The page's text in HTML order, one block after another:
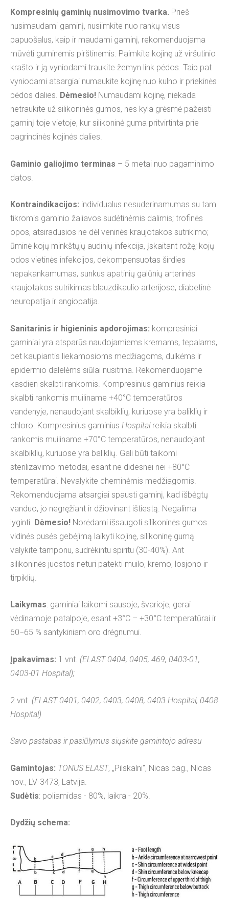
Kompresinių gaminių nusimovimo tvarka. Prieš
nusimaudami gaminį, nusiimkite nuo rankų visus
papuošalus, kaip ir maudami gaminį, rekomenduojama
mūvėti guminėmis pirštinėmis. Paimkite kojinę už viršutinio
krašto ir ją vyniodami traukite žemyn link pėdos. Taip pat
vyniodami atsargiai numaukite kojinę nuo kulno ir priekinės
pėdos dalies. Dėmesio! Numaudami kojinę, niekada
netraukite už silikoninės gumos, nes kyla grėsmė pažeisti
gaminį toje vietoje, kur silikoninė guma pritvirtinta prie
pagrindinės kojinės dalies.
Gaminio galiojimo terminas – 5 metai nuo pagaminimo
datos.
Kontraindikacijos: individualus nesuderinamumas su tam
tikromis gaminio žaliavos sudėtinėmis dalimis; trofinės
opos, atsiradusios ne dėl veninės kraujotakos sutrikimo;
ūminė kojų minkštųjų audinių infekcija, įskaitant rožę; kojų
odos vietinės infekcijos, dekompensuotas širdies
nepakankamumas, sunkus apatinių galūnių arterinės
kraujotakos sutrikimas blauzdikaulio arterijose; diabetinė
neuropatija ir angiopatija.
Sanitarinis ir higieninis apdorojimas: kompresiniai
gaminiai yra atsparūs naudojamiems kremams, tepalams,
bet kaupiantis liekamosioms medžiagoms, dulkėms ir
epidermio dalelėms siūlai nusitrina. Rekomenduojame
kasdien skalbti rankomis. Kompresinius gaminius reikia
skalbti rankomis muiliname +40°С temperatūros
vandenyje, nenaudojant skalbiklių, kuriuose yra baliklių ir
chloro. Kompresinius gaminius Hospitalreikia skalbti
rankomis muiliname +70°С temperatūros, nenaudojant
skalbiklių, kuriuose yra baliklių. Gali būti taikomi
sterilizavimo metodai, esant ne didesnei nei +80°C
temperatūrai. Nevalykite cheminėmis medžiagomis.
Rekomenduojama atsargiai spausti gaminį, kad išbėgtų
vanduo, jo negręžiant ir džiovinant ištiestą. Negalima
lyginti. Dėmesio! Norėdami išsaugoti silikoninės gumos
vidinės pusės gebėjimą laikyti kojinę, silikoninę gumą
valykite tamponu, sudrėkintu spiritu (30-40%). Ant
silikoninės juostos neturi patekti muilo, kremo, losjono ir
tirpiklių.
Laikymas: gaminiai laikomi sausoje, švarioje, gerai
vėdinamoje patalpoje, esant +3°C – +30°C temperatūrai ir
60−65 % santykiniam oro drėgnumui.
Įpakavimas: 1 vnt. (ELAST 0404, 0405, 469, 0403-01,
0403-01 Hospital);
2 vnt. (ELAST 0401, 0402, 0403, 0408, 0403 Hospital, 0408
Hospital)
Savo pastabas ir pasiūlymus siųskite gamintojo adresu
Gamintojas: TONUS ELAST, „Pilskalni”, Nicas pag., Nicas
nov., LV-3473, Latvija.
Sudėtis: poliamidas - 80%, laikra - 20%.
Dydžių schema: